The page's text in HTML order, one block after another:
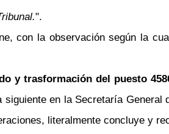
".
con la observación según la
y trasformación del puesto
en la Secretaría
literalmente concluye y